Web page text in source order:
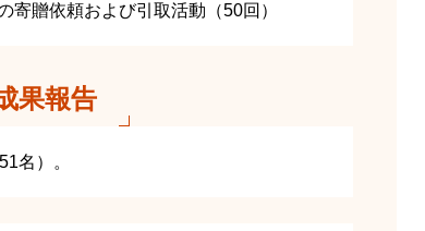
寄贈依頼および引取活動（50回）
果報告
名）。